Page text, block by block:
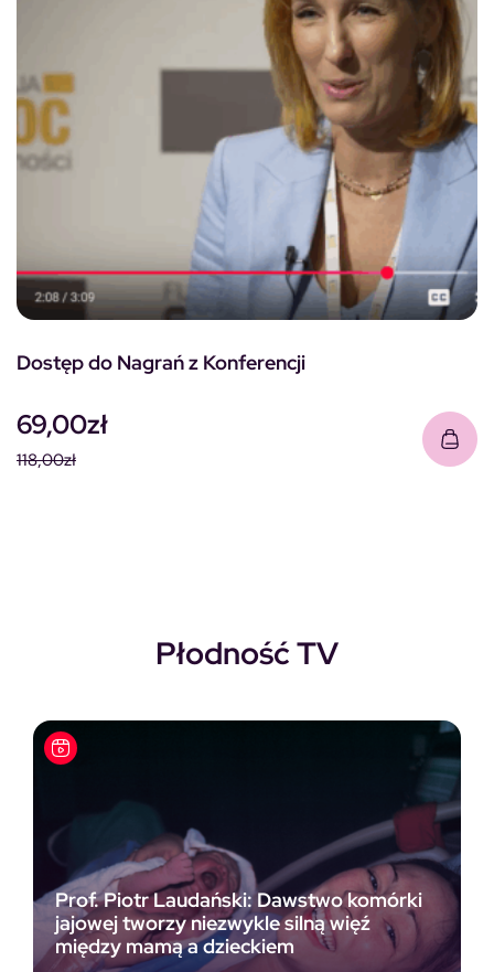
Dostęp do Nagrań z Konferencji
118,00zł
69,00zł
Płodność TV
Prof. Piotr Laudański: Dawstwo komórki
jajowej tworzy niezwykle silną więź
między mamą a dzieckiem